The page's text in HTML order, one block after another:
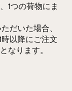
1つの荷物にま
だいた場合、
時以降にご注文
なります。